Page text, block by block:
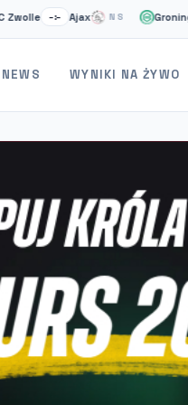
–:– Ajax NS Groningen –:–
NEWS WYNIKI NA ŻYWO